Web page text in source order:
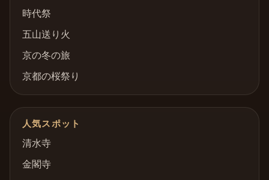
時代祭
五山送り火
京の冬の旅
京都の桜祭り
人気スポット
清水寺
金閣寺